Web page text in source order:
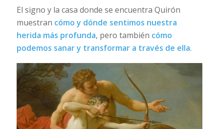
El signo y la casa donde se encuentra Quirón
muestran cómo y dónde sentimos nuestra
herida más profunda, pero también cómo
podemos sanar y transformar a través de ella.